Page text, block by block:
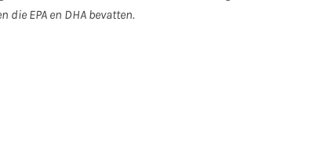
EPA en DHA bevatten.